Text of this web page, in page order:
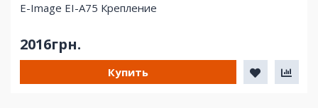
E-Image EI-A75 Крепление
2016грн.
Купить